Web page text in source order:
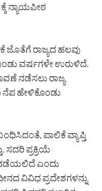
ನ್ಯಾಯಪೀಠ
ಜೊತೆಗೆ ರಾಜ್ಯದ ಹಲವು
ವರ್ಷಗಳೇ ಉರುಳಿದೆ.
ನಡೆಸಲು ರಾಜ್ಯ
ನೆಪ ಹೇಳಿಕೊಂಡು
ಪಾಲಿಕೆ ವ್ಯಾಪ್ತಿ
ಸದರಿ ಪ್ರಕ್ರಿಯೆ
ಎಂದು
ವಿವಿಧ ಪ್ರದೇಶಗಳನ್ನು